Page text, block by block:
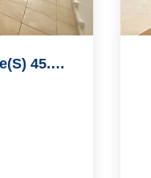
Appartement Ollioules 2 Pièce(s) 45.76 M2